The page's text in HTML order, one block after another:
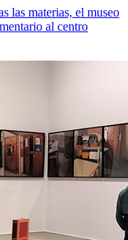
las materias, el museo
al centro